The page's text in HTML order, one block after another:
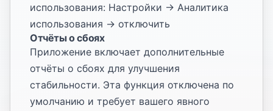
использования: Настройки → Аналитика
использования → отключить
Отчёты о сбоях
Приложение включает дополнительные
отчёты о сбоях для улучшения
стабильности. Эта функция отключена по
умолчанию и требует вашего явного